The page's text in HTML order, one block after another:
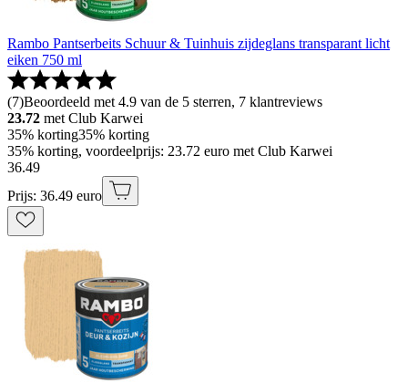
Rambo Pantserbeits Schuur & Tuinhuis zijdeglans transparant licht
eiken 750 ml
(7)Beoordeeld met 4.9 van de 5 sterren, 7 klantreviews
23.72 met Club Karwei
35% korting35% korting
35% korting, voordeelprijs: 23.72 euro met Club Karwei
36.49
Prijs: 36.49 euro